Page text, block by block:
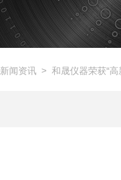
新闻资讯> 和晟仪器荣获“高